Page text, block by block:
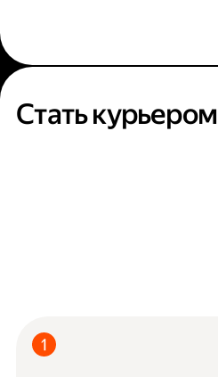
Стать курьером